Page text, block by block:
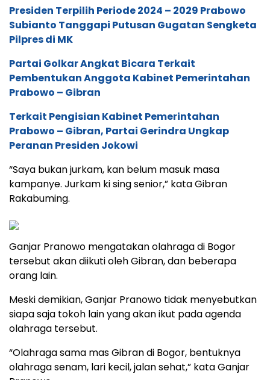
Presiden Terpilih Periode 2024 – 2029 Prabowo
Subianto Tanggapi Putusan Gugatan Sengketa
Pilpres di MK
Partai Golkar Angkat Bicara Terkait
Pembentukan Anggota Kabinet Pemerintahan
Prabowo – Gibran
Terkait Pengisian Kabinet Pemerintahan
Prabowo – Gibran, Partai Gerindra Ungkap
Peranan Presiden Jokowi
“Saya bukan jurkam, kan belum masuk masa
kampanye. Jurkam ki sing senior,” kata Gibran
Rakabuming.
Ganjar Pranowo mengatakan olahraga di Bogor
tersebut akan diikuti oleh Gibran, dan beberapa
orang lain.
Meski demikian, Ganjar Pranowo tidak menyebutkan
siapa saja tokoh lain yang akan ikut pada agenda
olahraga tersebut.
“Olahraga sama mas Gibran di Bogor, bentuknya
olahraga senam, lari kecil, jalan sehat,” kata Ganjar